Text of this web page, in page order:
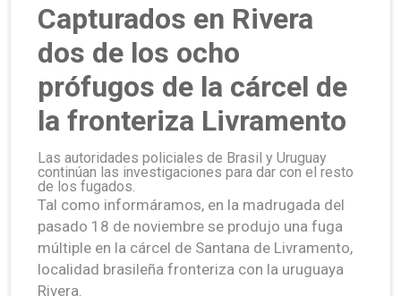
Capturados en Rivera
dos de los ocho
prófugos de la cárcel de
la fronteriza Livramento
Las autoridades policiales de Brasil y Uruguay
continúan las investigaciones para dar con el resto
de los fugados.
Tal como informáramos, en la madrugada del
pasado 18 de noviembre se produjo una fuga
múltiple en la cárcel de Santana de Livramento,
localidad brasileña fronteriza con la uruguaya
Rivera.